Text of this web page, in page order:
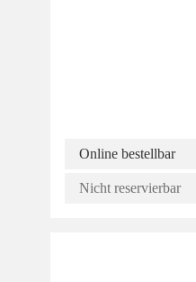
Online bestellbar
Nicht reservierbar